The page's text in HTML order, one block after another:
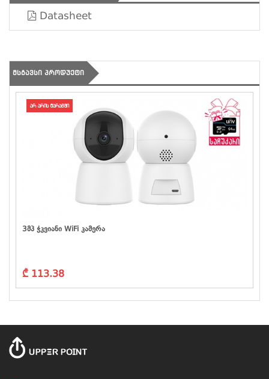
Datasheet
ᲛᲡᲒᲐᲕᲡᲘ ᲞᲠᲝᲓᲣᲥᲢᲘ
არ არის მარაგში
3მპ Ჭკვიანი WiFi Კამერა
₾ 113.38